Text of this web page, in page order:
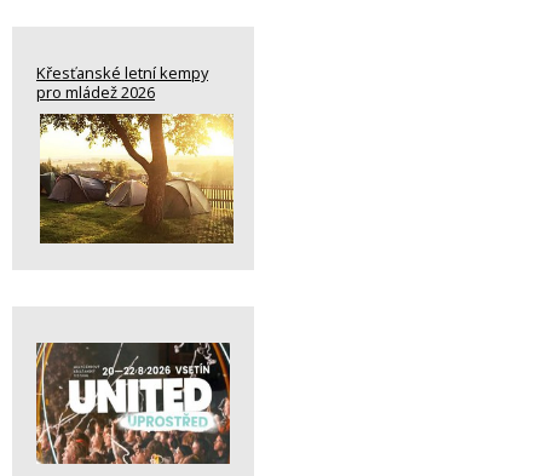
Křesťanské letní kempy
pro mládež 2026